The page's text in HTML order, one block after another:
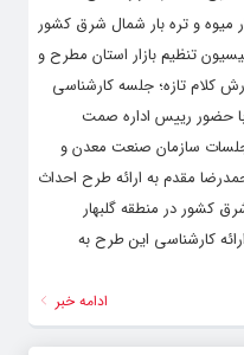
میوه و تره بار شمال شرق کشور
تنظیم بازار استان مطرح و
کلام تازه؛ جلسه کارشناسی
با حضور رییس اداره صمت
جلسات سازمان صنعت معدن و
مقدم به ارائه طرح احداث
کشور در منطقه گلبهار
کارشناسی این طرح به
ادامه خبر